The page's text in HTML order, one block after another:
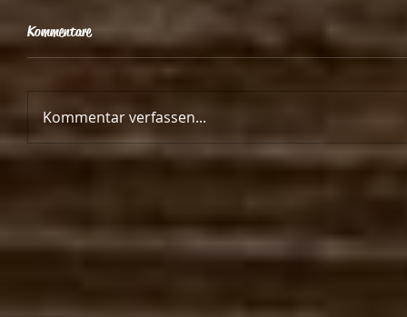
Kommentare
Kommentar verfassen...